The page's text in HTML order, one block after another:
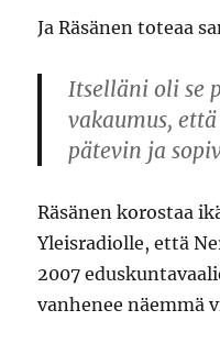
Ja Räsänen toteaa
Itselläni oli se
vakaumus,
pätevin ja
Räsänen korostaa
Yleisradiolle, että
2007
vanhenee näemmä